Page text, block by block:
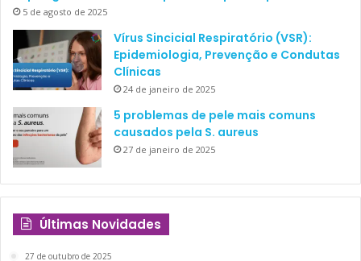
5 de agosto de 2025
Vírus Sincicial Respiratório (VSR):
Epidemiologia, Prevenção e Condutas
Clínicas
24 de janeiro de 2025
5 problemas de pele mais comuns
causados pela S. aureus
27 de janeiro de 2025
Últimas Novidades
27 de outubro de 2025